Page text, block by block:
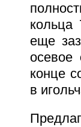
кольца
еще
конце
в